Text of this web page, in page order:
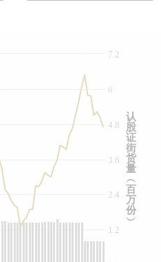
1.2
2.4
3.6
4.8
6
7.2
认
股
证
街
货
量
︵
百
万
份
︶